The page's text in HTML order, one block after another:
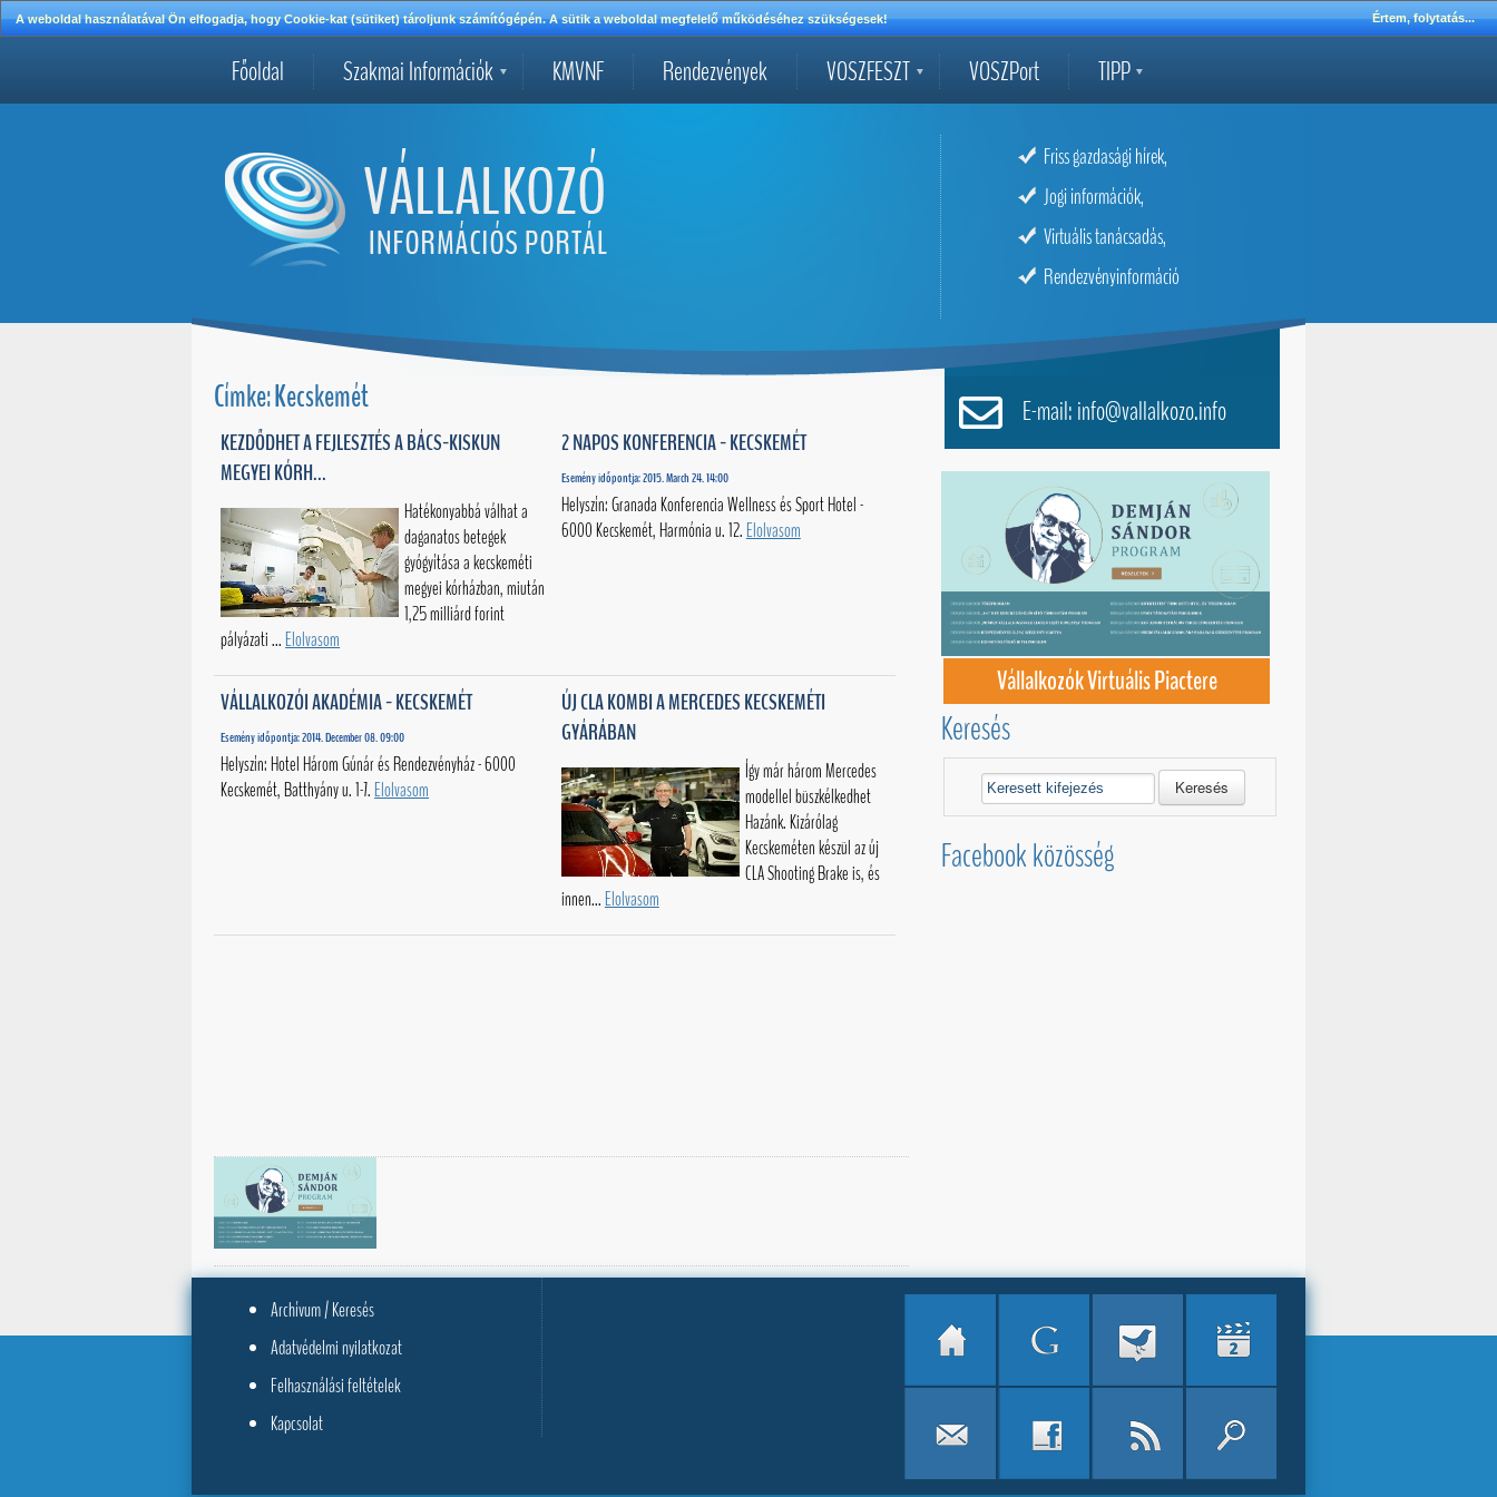
A weboldal használatával Ön elfogadja, hogy Cookie-kat (sütiket) tároljunk számítógépén. A sütik a weboldal megfelelő működéséhez szükségesek! Értem, folytatás...
Főoldal Szakmai Információk KMVNF Rendezvények VOSZFESZT VOSZPort TIPP
Friss gazdasági hírek,
Jogi információk,
Virtuális tanácsadás,
Rendezvényinformáció
Címke: Kecskemét
KEZDŐDHET A FEJLESZTÉS A BÁCS-KISKUN
MEGYEI KÓRH...
Hatékonyabbá válhat a
daganatos betegek
gyógyítása a kecskeméti
megyei kórházban, miután
1,25 milliárd forint
pályázati ... Elolvasom
2 NAPOS KONFERENCIA - KECSKEMÉT
Esemény időpontja: 2015. March 24. 14:00
Helyszín: Granada Konferencia Wellness és Sport Hotel -
6000 Kecskemét, Harmónia u. 12. Elolvasom
VÁLLALKOZÓI AKADÉMIA - KECSKEMÉT
Esemény időpontja: 2014. December 08. 09:00
Helyszín: Hotel Három Gúnár és Rendezvényház - 6000
Kecskemét, Batthyány u. 1-7. Elolvasom
ÚJ CLA KOMBI A MERCEDES KECSKEMÉTI
GYÁRÁBAN
Így már három Mercedes
modellel büszkélkedhet
Hazánk. Kizárólag
Kecskeméten készül az új
CLA Shooting Brake is, és
innen... Elolvasom
E-mail: info@vallalkozo.info
Vállalkozók Virtuális Piactere
Keresés
Keresés
Facebook közösség
Archívum / Keresés
Adatvédelmi nyilatkozat
Felhasználási feltételek
Kapcsolat